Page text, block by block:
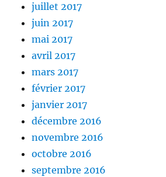
juillet 2017
juin 2017
mai 2017
avril 2017
mars 2017
février 2017
janvier 2017
décembre 2016
novembre 2016
octobre 2016
septembre 2016